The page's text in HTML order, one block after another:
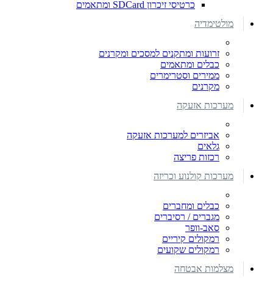
כרטיסי זיכרון SDCard ומתאמים
מולטימדיה
זרועות ומתקנים למסכים ומקרנים
כבלים ומתאמים
ממירים וסטרימרים
מקרנים
מערכות אזעקה
אביזרים למערכות אזעקה
גלאים
רכזות פריצה
מערכות קולנוע וכריזה
כבלים ומחברים
מגברים / רסיברים
סאב-וופר
רמקולים קיריים
רמקולים שקועים
מצלמות אבטחה